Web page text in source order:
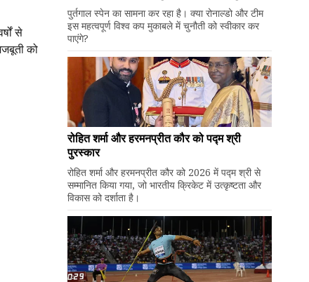
से
को
पुर्तगाल स्पेन का सामना कर रहा है। क्या रोनाल्डो और टीम
इस महत्वपूर्ण विश्व कप मुकाबले में चुनौती को स्वीकार कर
पाएंगे?
रोहित शर्मा और हरमनप्रीत कौर को पद्म श्री
पुरस्कार
रोहित शर्मा और हरमनप्रीत कौर को 2026 में पद्म श्री से
सम्मानित किया गया, जो भारतीय क्रिकेट में उत्कृष्टता और
विकास को दर्शाता है।